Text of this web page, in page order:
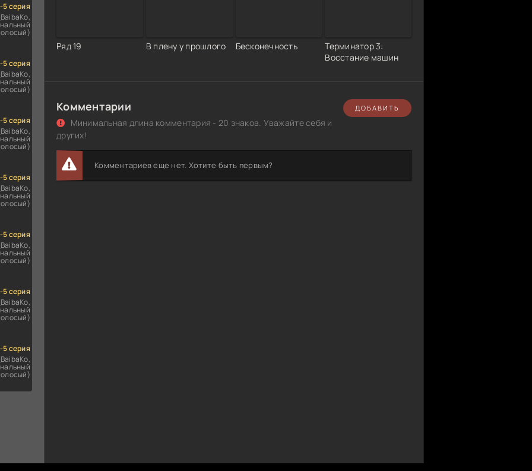
5 серия
5 серия
5 серия
5 серия
5 серия
5 серия
5 серия
Ряд 19 В плену у прошлого Бесконечность
Терминатор 3:
Восстание машин
Комментарии
Минимальная длина комментария - 20 знаков. Уважайте себя и
других!
ДОБАВИТЬ
Комментариев еще нет. Хотите быть первым?